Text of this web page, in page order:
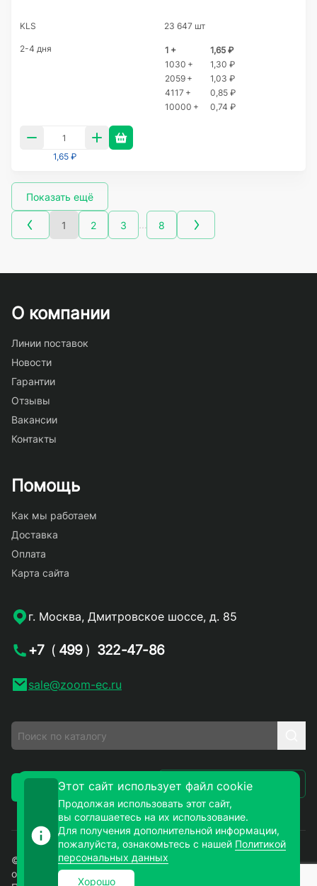
KLS 23 647 шт
2-4 дня 1 +
1,65 ₽
1030 +
1,30 ₽
2059 +
1,03 ₽
4117 +
0,85 ₽
10000 +
0,74 ₽
1,65 ₽
Показать ещё
1 2 3 … 8
О компании
Линии поставок
Новости
Гарантии
Отзывы
Вакансии
Контакты
Помощь
Как мы работаем
Доставка
Оплата
Карта сайта
г. Москва, Дмитровское шоссе, д. 85
+7 ( 499 ) 322-47-86
sale@zoom-ec.ru
Заказать звонок Написать письмо
© 2026. ЗУМ-СМД – продажа электронных компонентов
оптом и в розницу. Все права защищены.
Этот сайт использует файл cookie
Продолжая использовать этот сайт,
вы соглашаетесь на их использование.
Для получения дополнительной информации,
пожалуйста, ознакомьтесь с нашей Политикой
персональных данных
Хорошо